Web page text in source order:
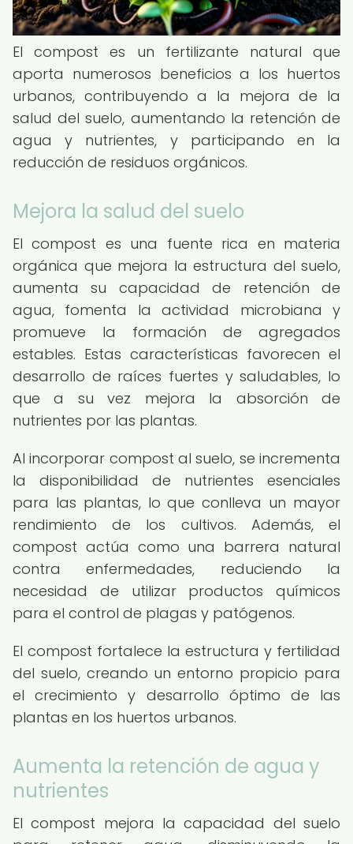
El compost es un fertilizante natural que
aporta numerosos beneficios a los huertos
urbanos, contribuyendo a la mejora de la
salud del suelo, aumentando la retención de
agua y nutrientes, y participando en la
reducción de residuos orgánicos.
Mejora la salud del suelo
El compost es una fuente rica en materia
orgánica que mejora la estructura del suelo,
aumenta su capacidad de retención de
agua, fomenta la actividad microbiana y
promueve la formación de agregados
estables. Estas características favorecen el
desarrollo de raíces fuertes y saludables, lo
que a su vez mejora la absorción de
nutrientes por las plantas.
Al incorporar compost al suelo, se incrementa
la disponibilidad de nutrientes esenciales
para las plantas, lo que conlleva un mayor
rendimiento de los cultivos. Además, el
compost actúa como una barrera natural
contra enfermedades, reduciendo la
necesidad de utilizar productos químicos
para el control de plagas y patógenos.
El compost fortalece la estructura y fertilidad
del suelo, creando un entorno propicio para
el crecimiento y desarrollo óptimo de las
plantas en los huertos urbanos.
Aumenta la retención de agua y
nutrientes
El compost mejora la capacidad del suelo